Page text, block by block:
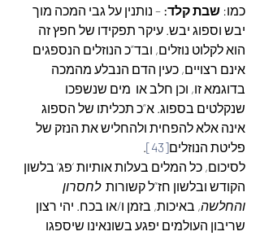
כמו: שבת קלד: – נותנין על גבי המכה מוך
יבש וספוג יבש. עיקר תפקידו של חפץ זה
הוא לקלוט נוזלים, ובד”כ הנוזלים הנספגים
אינם רצויים, כעין הדם הנבלע מהמכה
בדוגמא זו, וכן חלב או  מים שנשפכו
שנקלטים בספוג. א”כ תכליתו של הספוג
אינה אלא להפחית ולהחליש את הנזק של
פליטת הנוזלים[43]
.
לסיכום, כל המלים בעלות אותיות ‘פג’ בלשון
הקודש ובלשון חז”ל קשורות לחסרון
והחלשה, באיכות, בזמן ו/או בכח. יהי רצון
שריבון העולמים יפגע בשונאינו שיספגו